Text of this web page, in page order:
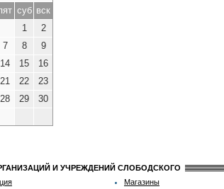
суб вск
1
2
7 8
9
14 15
16
21 22
23
28 29
30
И УЧРЕЖДЕНИЙ СЛОБОДСКОГО
Магазины